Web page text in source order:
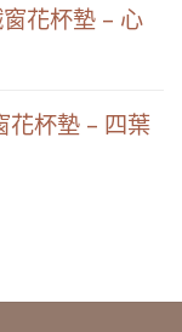
花杯墊 – 心
花杯墊 – 四葉